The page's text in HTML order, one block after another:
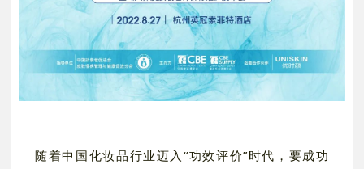
随着中国化妆品行业迈入“功效评价”时代，要成功